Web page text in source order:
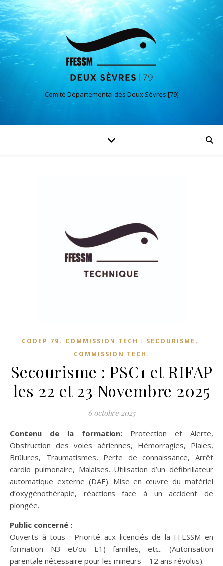
Comité Départemental des Deux Sèvres [79]
CODEP 79, COMMISSION TECH : SECOURISME ,
COMMISSION TECH.
Secourisme : PSC1 et RIFAP
les 22 et 23 Novembre 2025
6 octobre 2025
Contenu de la formation: Protection et Alerte,
Obstruction des voies aériennes, Hémorragies, Plaies,
Brûlures, Traumatismes, Perte de connaissance, Arrêt
cardio pulmonaire, Malaises…Utilisation d’un défibrillateur
automatique externe (DAE). Mise en œuvre du matériel
d’oxygénothérapie, réactions face à un accident de
plongée.
Public concerné :
Ouverts à tous : Priorité aux licenciés de la FFESSM en
formation N3 et/ou E1) familles, etc.. (Autorisation
parentale nécessaire pour les mineurs – 12 ans révolus).